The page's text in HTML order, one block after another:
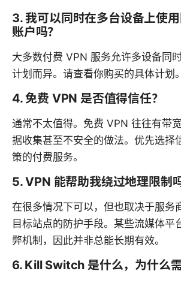
3. 我可以同时在多台设备上使
账户吗？
大多数付费 VPN 服务允许多设备同
计划而异。请查看你购买的具体计划。
4. 免费 VPN 是否值得信任？
通常不太值得。免费 VPN 往往有带
据收集甚至不安全的做法。优先选择
策的付费服务。
5. VPN 能帮助我绕过地理限制
在很多情况下可以，但也取决于服务
目标站点的防护手段。某些流媒体平
弊机制，因此并非总能长期有效。
6. Kill Switch 是什么，为什么需